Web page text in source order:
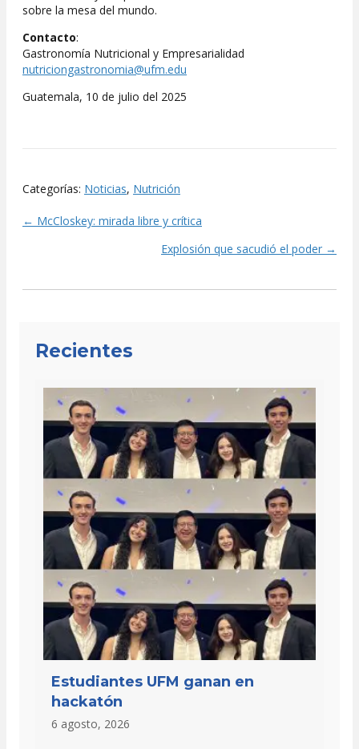
sobre la mesa del mundo.
Contacto:
Gastronomía Nutricional y Empresarialidad
nutriciongastronomia@ufm.edu
Guatemala, 10 de julio del 2025
Categorías: Noticias, Nutrición
Posts
← McCloskey: mirada libre y crítica
Explosión que sacudió el poder →
Recientes
Estudiantes UFM ganan en
hackatón
6 agosto, 2026